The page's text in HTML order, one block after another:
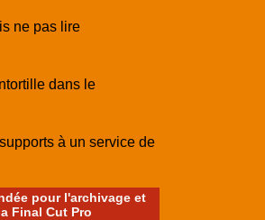
ne pas lire
dans le
à un service de
pour l'archivage et
Final Cut Pro